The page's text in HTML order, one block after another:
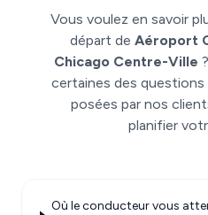
Vous voulez en savoir
départ de Aéroport
Chicago Centre-Ville
certaines des
posées par nos
planifier
Où le conducteur vous